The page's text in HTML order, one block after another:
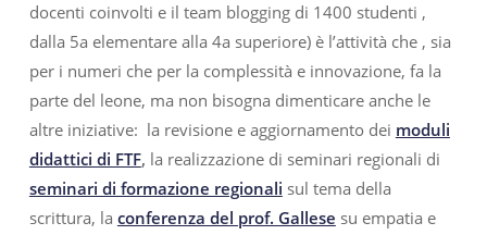
docenti coinvolti e il team blogging di 1400 studenti ,
dalla 5a elementare alla 4a superiore) è l’attività che , sia
per i numeri che per la complessità e innovazione, fa la
parte del leone, ma non bisogna dimenticare anche le
altre iniziative: la revisione e aggiornamento dei moduli
didattici di FTF, la realizzazione di seminari regionali di
seminari di formazione regionali sul tema della
scrittura, la conferenza del prof. Gallese su empatia e